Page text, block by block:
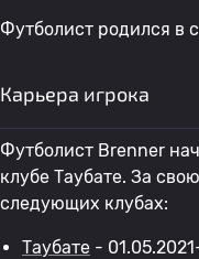
Футболист родился в
Карьера игрока
Футболист Brenner
клубе Таубате. За
следующих клубах:
Таубате -